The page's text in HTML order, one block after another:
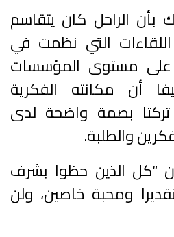
بأن الراحل كان يتقاسم
التي نظمت في
على مستوى المؤسسات
أن مكانته الفكرية
بصمة واضحة لدى
والطلبة.
“كل الذين حظوا بشرف
ومحبة خاصين، ولن